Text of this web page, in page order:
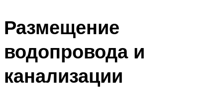
Размещение
водопровода и
канализации